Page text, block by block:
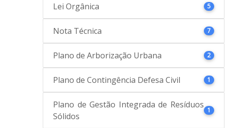
Lei Orgânica 5
Nota Técnica 7
Plano de Arborização Urbana 2
Plano de Contingência Defesa Civil 1
Plano de Gestão Integrada de Resíduos
Sólidos
1